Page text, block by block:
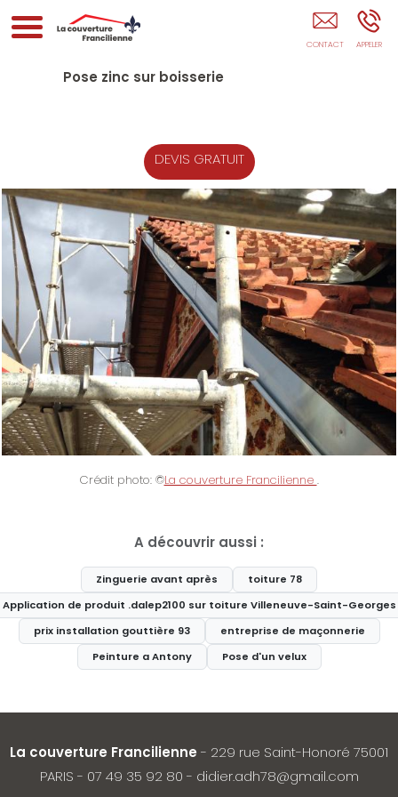
La Couverture Francilienne PARIS
Pose zinc sur boisserie
DEVIS GRATUIT
Crédit photo: ©La couverture Francilienne .
A découvrir aussi :
Zinguerie avant après
toiture 78
Application de produit .dalep2100 sur toiture Villeneuve-Saint-Georges
prix installation gouttière 93
entreprise de maçonnerie
Peinture a Antony
Pose d'un velux
La couverture Francilienne - 229 rue Saint-Honoré 75001
PARIS - 07 49 35 92 80 - didier.adh78@gmail.com